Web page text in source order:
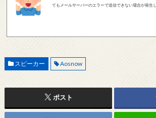
てもメールサーバーのエラーで送信できない場合が発生
スピーカー Aosnow
ポスト